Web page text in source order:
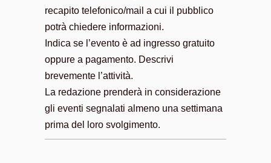
recapito telefonico/mail a cui il pubblico
potrà chiedere informazioni.
Indica se l’evento è ad ingresso gratuito
oppure a pagamento. Descrivi
brevemente l’attività.
La redazione prenderà in considerazione
gli eventi segnalati almeno una settimana
prima del loro svolgimento.